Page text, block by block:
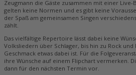
Zeugmann die Gäste zusammen mit einer
gelten keine Normen und es gibt keine
der Spaß am gemeinsamen Singen
zählt.
Das vielfältige Repertoire lässt dabei keine
Volksliedern über Schlager, bis hin zu Rock und
Geschmack etwas dabei ist. Für die
ihre Wünsche auf einem Flipchart vermerken.
dann für den nächsten Termin vor.